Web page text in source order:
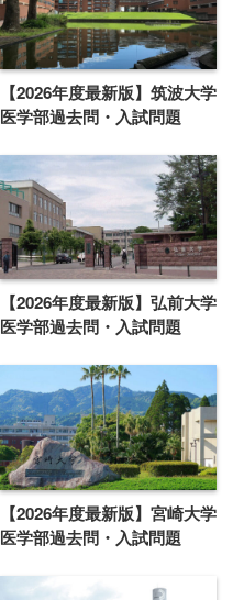
【2026年度最新版】筑波大学
医学部過去問・入試問題
【2026年度最新版】弘前大学
医学部過去問・入試問題
【2026年度最新版】宮崎大学
医学部過去問・入試問題